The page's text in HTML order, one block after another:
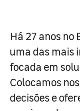
Há 27 anos no
uma das mais
focada em
Colocamos
decisões e